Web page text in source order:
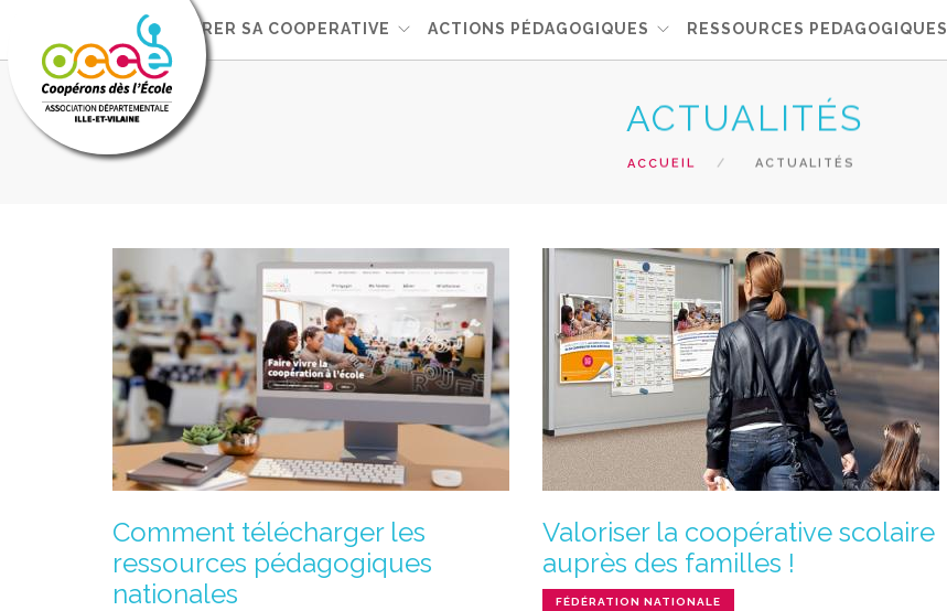
L'OCCE GERER SA COOPERATIVE ACTIONS PÉDAGOGIQUES RESSOURCES PEDAGOGIQUES
ACTUALITÉS
ACCUEIL ACTUALITÉS
Comment télécharger les
ressources pédagogiques
nationales
Valoriser la coopérative scolaire
auprès des familles !
FÉDÉRATION NATIONALE